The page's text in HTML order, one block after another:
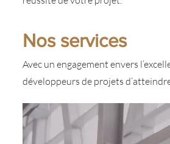
Nos services
Avec un engagement envers
développeurs de projets